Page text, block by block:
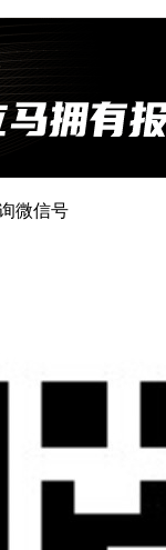
微信号